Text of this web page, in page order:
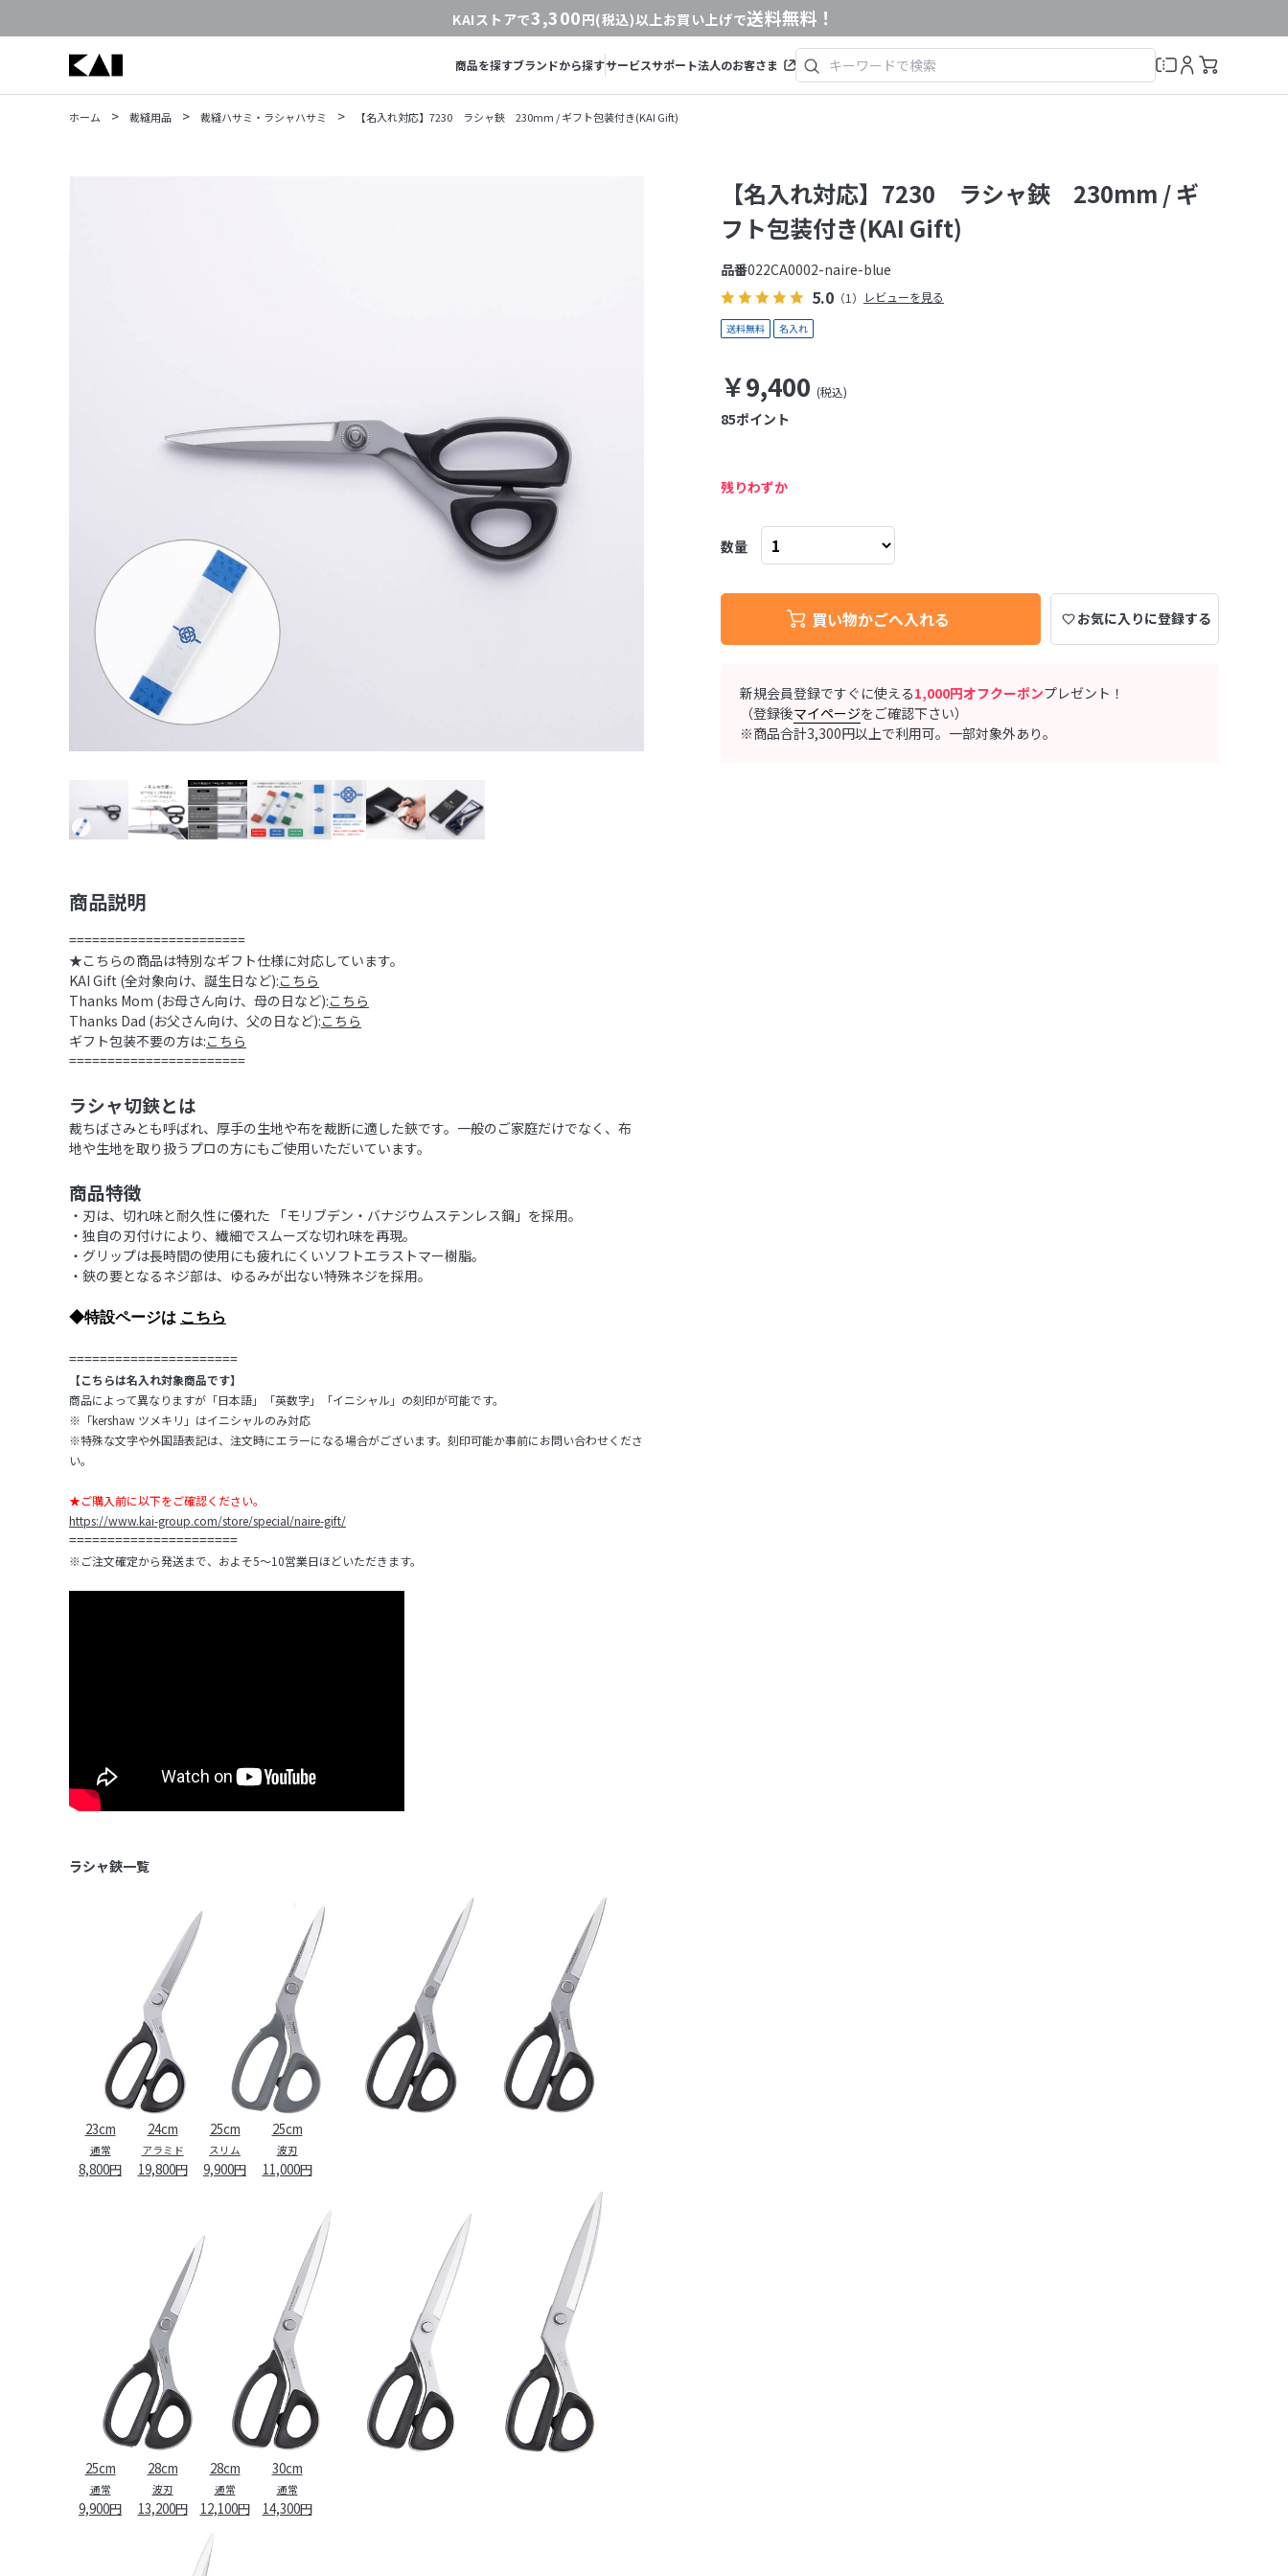
KAIストアで3,300円(税込)以上お買い上げで送料無料！
商品を探すブランドから探すサービスサポート法人のお客さま
ホーム > 裁縫用品 > 裁縫ハサミ・ラシャハサミ > 【名入れ対応】7230 ラシャ鋏 230mm / ギフト包装付き(KAI Gift)
商品説明
=======================
★こちらの商品は特別なギフト仕様に対応しています。
KAI Gift (全対象向け、誕生日など):こちら
Thanks Mom (お母さん向け、母の日など):こちら
Thanks Dad (お父さん向け、父の日など):こちら
ギフト包装不要の方は:こちら
=======================
ラシャ切鋏とは
裁ちばさみとも呼ばれ、厚手の生地や布を裁断に適した鋏です。一般のご家庭だけでなく、布
地や生地を取り扱うプロの方にもご使用いただいています。
商品特徴
・刃は、切れ味と耐久性に優れた 「モリブデン・バナジウムステンレス鋼」を採用。
・独自の刃付けにより、繊細でスムーズな切れ味を再現。
・グリップは長時間の使用にも疲れにくいソフトエラストマー樹脂。
・鋏の要となるネジ部は、ゆるみが出ない特殊ネジを採用。
◆特設ページは こちら
======================
【こちらは名入れ対象商品です】
商品によって異なりますが「日本語」「英数字」「イニシャル」の刻印が可能です。
※「kershaw ツメキリ」はイニシャルのみ対応
※特殊な文字や外国語表記は、注文時にエラーになる場合がございます。刻印可能か事前にお問い合わせくださ
い。
★ご購入前に以下をご確認ください。
https://www.kai-group.com/store/special/naire-gift/
======================
※ご注文確定から発送まで、およそ5～10営業日ほどいただきます。
ラシャ鋏一覧
23cm
通常
8,800円
24cm
アラミド
19,800円
25cm
スリム
9,900円
25cm
波刃
11,000円
25cm
通常
9,900円
28cm
波刃
13,200円
28cm
通常
12,100円
30cm
通常
14,300円
5.0 （1） レビューを見る
【名入れ対応】7230 ラシャ鋏 230mm / ギ
フト包装付き(KAI Gift)
￥9,400
品番022CA0002-naire-blue
ポイント
85
残りわずか
数量
買い物かごへ入れる お気に入りに登録する
新規会員登録ですぐに使える1,000円オフクーポンプレゼント！
（登録後マイページをご確認下さい）
※商品合計3,300円以上で利用可。一部対象外あり。